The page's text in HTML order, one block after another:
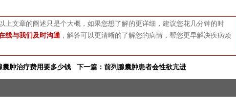
以上文章的阐述只是个大概，如果您想了解的更详细，建议您花几分钟的时
线与我们及时沟通 ，解答可以更清晰的了解您的病情，帮您更早解决疾病烦
肿治疗费用要多少钱 下一篇：前列腺囊肿患者会性欲亢进